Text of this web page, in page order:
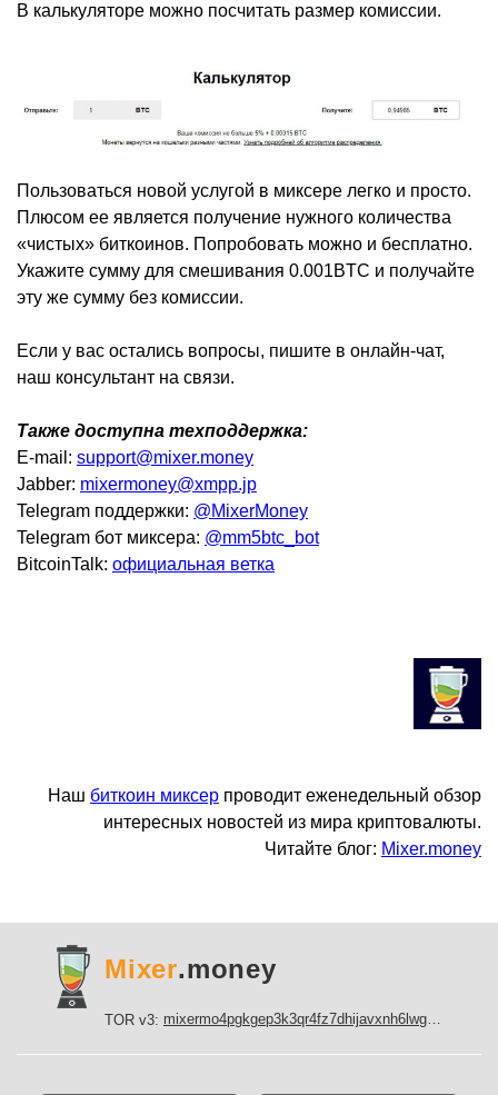
В калькуляторе можно посчитать размер комиссии.
Пользоваться новой услугой в миксере легко и просто.
Плюсом ее является получение нужного количества
«чистых» биткоинов. Попробовать можно и бесплатно.
Укажите сумму для смешивания 0.001BTC и получайте
эту же сумму без комиссии.
Если у вас остались вопросы, пишите в онлайн-чат,
наш консультант на связи.
Также доступна техподдержка:
E-mail: support@mixer.money
Jabber: mixermoney@xmpp.jp
Telegram поддержки: @MixerMoney
Telegram бот миксера: @mm5btc_bot
BitcoinTalk: официальная ветка
Наш биткоин миксер проводит еженедельный обзор
интересных новостей из мира криптовалюты.
Читайте блог: Mixer.money
Mixer.money
TOR v3: mixermo4pgkgep3k3qr4fz7dhijavxnh6lwgu7gf5qeltpy4unjed2yd.onion